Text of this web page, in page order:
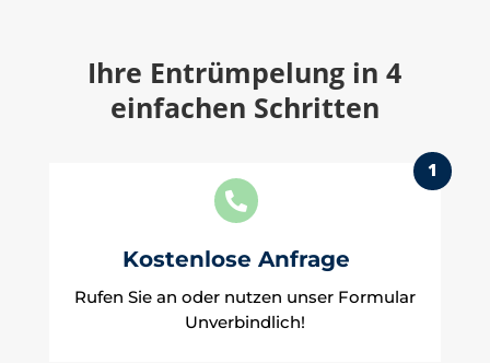
Ihre Entrümpelung in 4
einfachen Schritten

Kostenlose Anfrage
1
Rufen Sie an oder nutzen unser Formular
Unverbindlich!